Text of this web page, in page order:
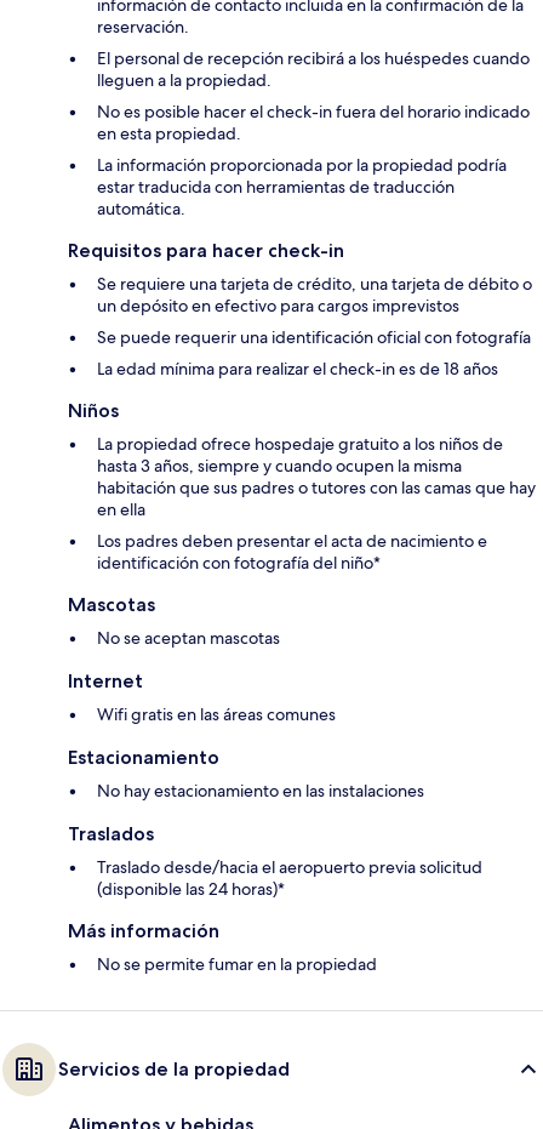
información de contacto incluida en la confirmación de la
reservación.
El personal de recepción recibirá a los huéspedes cuando
lleguen a la propiedad.
No es posible hacer el check-in fuera del horario indicado
en esta propiedad.
La información proporcionada por la propiedad podría
estar traducida con herramientas de traducción
automática.
Requisitos para hacer check-in
Se requiere una tarjeta de crédito, una tarjeta de débito o
un depósito en efectivo para cargos imprevistos
Se puede requerir una identificación oficial con fotografía
La edad mínima para realizar el check-in es de 18 años
Niños
La propiedad ofrece hospedaje gratuito a los niños de
hasta 3 años, siempre y cuando ocupen la misma
habitación que sus padres o tutores con las camas que hay
en ella
Los padres deben presentar el acta de nacimiento e
identificación con fotografía del niño*
Mascotas
No se aceptan mascotas
Internet
Wifi gratis en las áreas comunes
Estacionamiento
No hay estacionamiento en las instalaciones
Traslados
Traslado desde/hacia el aeropuerto previa solicitud
(disponible las 24 horas)*
Más información
No se permite fumar en la propiedad
Servicios de la propiedad